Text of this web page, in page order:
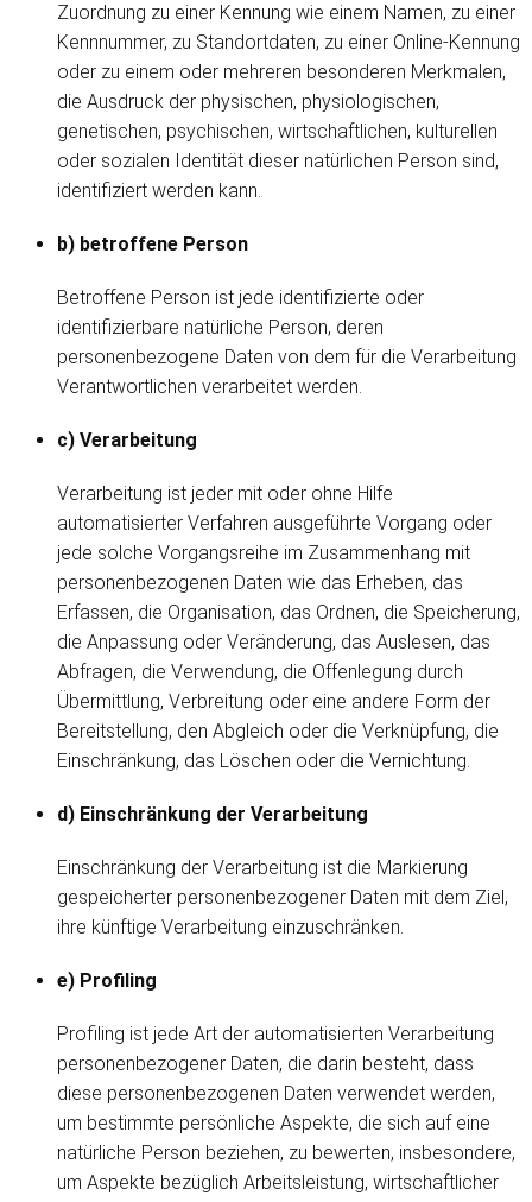
Zuordnung zu einer Kennung wie einem Namen, zu einer
Kennnummer, zu Standortdaten, zu einer Online-Kennung
oder zu einem oder mehreren besonderen Merkmalen,
die Ausdruck der physischen, physiologischen,
genetischen, psychischen, wirtschaftlichen, kulturellen
oder sozialen Identität dieser natürlichen Person sind,
identifiziert werden kann.
b) betroffene Person
Betroffene Person ist jede identifizierte oder
identifizierbare natürliche Person, deren
personenbezogene Daten von dem für die Verarbeitung
Verantwortlichen verarbeitet werden.
c) Verarbeitung
Verarbeitung ist jeder mit oder ohne Hilfe
automatisierter Verfahren ausgeführte Vorgang oder
jede solche Vorgangsreihe im Zusammenhang mit
personenbezogenen Daten wie das Erheben, das
Erfassen, die Organisation, das Ordnen, die Speicherung,
die Anpassung oder Veränderung, das Auslesen, das
Abfragen, die Verwendung, die Offenlegung durch
Übermittlung, Verbreitung oder eine andere Form der
Bereitstellung, den Abgleich oder die Verknüpfung, die
Einschränkung, das Löschen oder die Vernichtung.
d) Einschränkung der Verarbeitung
Einschränkung der Verarbeitung ist die Markierung
gespeicherter personenbezogener Daten mit dem Ziel,
ihre künftige Verarbeitung einzuschränken.
e) Profiling
Profiling ist jede Art der automatisierten Verarbeitung
personenbezogener Daten, die darin besteht, dass
diese personenbezogenen Daten verwendet werden,
um bestimmte persönliche Aspekte, die sich auf eine
natürliche Person beziehen, zu bewerten, insbesondere,
um Aspekte bezüglich Arbeitsleistung, wirtschaftlicher